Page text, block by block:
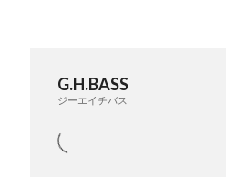
G.H.BASS
ジーエイチバス